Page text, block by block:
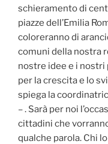
schieramento di
piazze dell’Emilia
coloreranno di
comuni della nostra
nostre idee e i
per la crescita e lo
spiega la
– . Sarà per noi
cittadini che
qualche parola. Chi